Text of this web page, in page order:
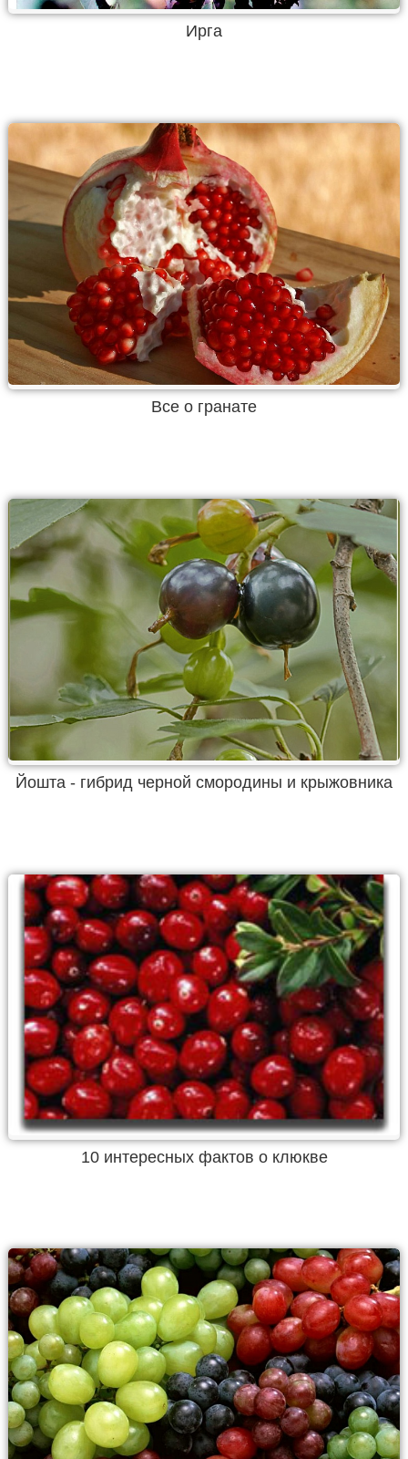
Ирга
Все о гранате
Йошта - гибрид черной смородины и крыжовника
10 интересных фактов о клюкве